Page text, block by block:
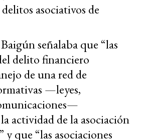
asociativos de
señalaba que “las
delito financiero
de una red de
—leyes,
actividad de la asociación
que “las asociaciones